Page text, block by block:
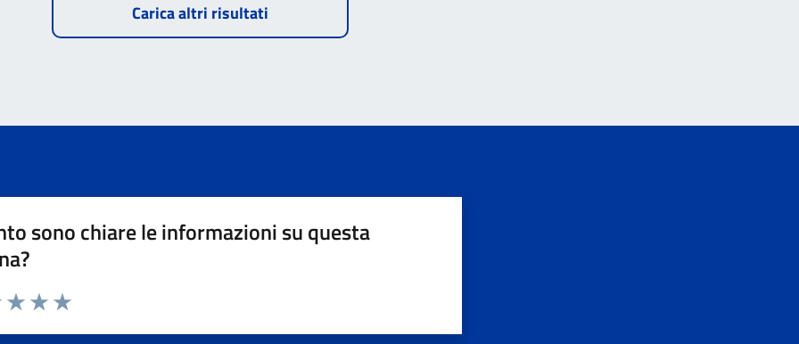
Carica altri risultati
sono chiare le informazioni su questa